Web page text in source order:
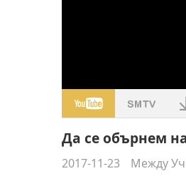
Да се обърнем
2017-11-23 Между